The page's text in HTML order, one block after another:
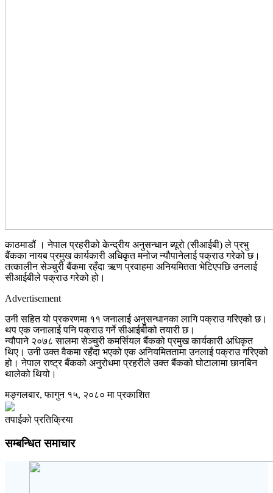
काठमाडौं । नेपाल प्रहरीको केन्द्रीय अनुसन्धान ब्यूरो (सीआईबी) ले प्रभु
बैंकका नायब प्रमुख कार्यकारी अधिकृत मनोज न्यौपानेलाई पक्राउ गरेको छ।
तत्कालीन सेञ्चुरी बैंकमा रहँदा ऋण प्रवाहमा अनियमितता भेटिएपछि उनलाई
सीआईबीले पक्राउ गरेको हो।
Advertisement
उनी सहित यो प्रकरणमा ११ जनालाई अनुसन्धानका लागि पक्राउ गरिएको छ।
थप एक जनालाई पनि पक्राउ गर्ने सीआईबीको तयारी छ।
न्यौपाने २०७८ सालमा सेञ्चुरी कमर्सियल बैंकको प्रमुख कार्यकारी अधिकृत
थिए। उनी उक्त वैकमा रहँदा भएको एक अनियमिततामा उनलाई पक्राउ गरिएको
हो। नेपाल राष्ट्र बैंकको अनुरोधमा प्रहरीले उक्त बैंकको घोटालामा छानबिन
थालेको थियो।
मङ्गलबार, फागुन १५, २०८० मा प्रकाशित
तपाईको प्रतिक्रिया
सम्बन्धित समाचार